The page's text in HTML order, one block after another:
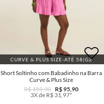
CURVE & PLUS SIZE-ATÉ 58|G2
Short Soltinho com Babadinho na Barra
Curve & Plus Size
R$ 159,90
R$ 95,90
3X de R$ 31,97*